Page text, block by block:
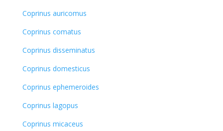
Coprinus auricomus
Coprinus comatus
Coprinus disseminatus
Coprinus domesticus
Coprinus ephemeroides
Coprinus lagopus
Coprinus micaceus